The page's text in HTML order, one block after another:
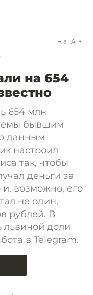
a A
на 654
654 млн
бывшим
данным
настроил
так, чтобы
деньги за
и, возможно, его
не один,
рублей. В
львиной доли
в Telegram.